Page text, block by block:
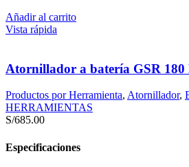
Añadir al carrito
Vista rápida
Atornillador a batería GSR
Productos por Herramienta, Atornillador,
HERRAMIENTAS
S/685.00
Especificaciones